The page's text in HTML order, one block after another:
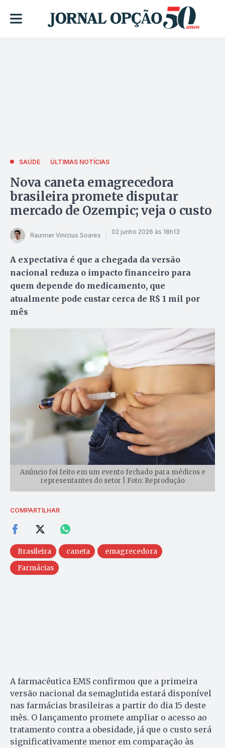
SAÚDE ÚLTIMAS NOTÍCIAS
Nova caneta emagrecedora
brasileira promete disputar
mercado de Ozempic; veja o custo
Raunner Vinícius Soares 02 junho 2026 às 18h13
A expectativa é que a chegada da versão
nacional reduza o impacto financeiro para
quem depende do medicamento, que
atualmente pode custar cerca de R$ 1 mil por
mês
Anúncio foi feito em um evento fechado para médicos e
representantes do setor | Foto: Reprodução
COMPARTILHAR
Brasileira caneta
emagrecedora
Farmácias
A farmacêutica EMS confirmou que a primeira
versão nacional da semaglutida estará disponível
nas farmácias brasileiras a partir do dia 15 deste
mês. O lançamento promete ampliar o acesso ao
tratamento contra a obesidade, já que o custo será
significativamente menor em comparação às